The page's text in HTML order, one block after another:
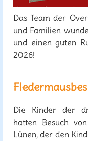
Das Team der
und Familien
und einen guten
2026!
Die Kinder der
hatten Besuch
Lünen, der den